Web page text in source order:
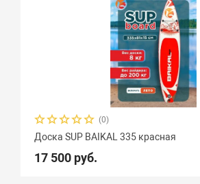
(0)
Доска SUP BAIKAL 335 красная
17 500 руб.